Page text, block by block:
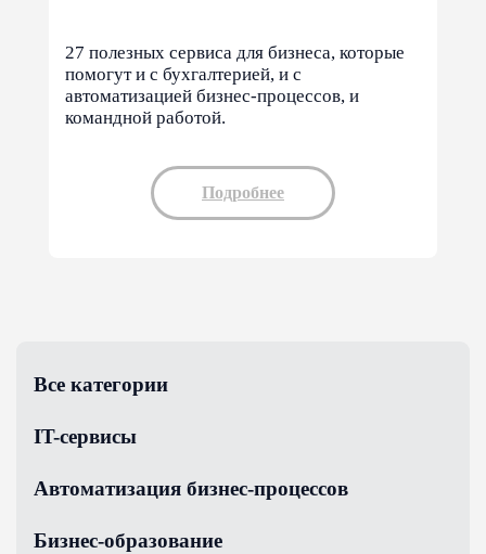
Все категории
IT-сервисы
Автоматизация бизнес-процессов
Бизнес-образование
27 полезных сервиса для бизнеса, которые
помогут и с бухгалтерией, и с
автоматизацией бизнес-процессов, и
командной работой.
Подробнее